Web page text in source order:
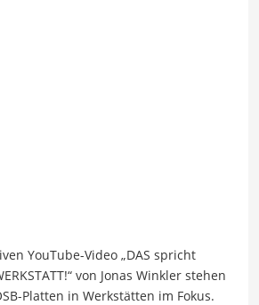
YouTube-Video „DAS spricht
von Jonas Winkler stehen
Platten in Werkstätten im Fokus.